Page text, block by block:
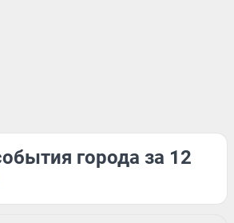
города за 12